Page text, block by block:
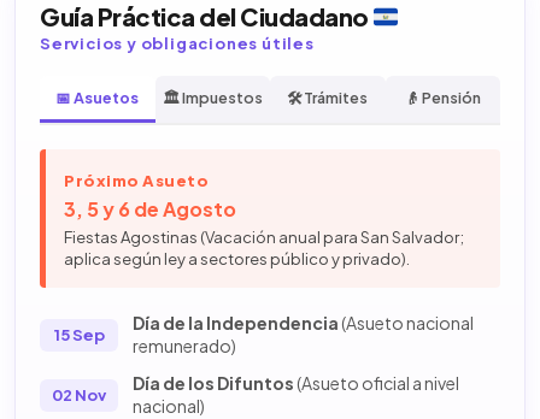
Guía Práctica del Ciudadano
Servicios y obligaciones útiles
📅 Asuetos 🏛️ Impuestos 🛠️ Trámites 👴 Pensión
Próximo Asueto
3, 5 y 6 de Agosto
Fiestas Agostinas (Vacación anual para San Salvador;
aplica según ley a sectores público y privado).
15 Sep
Día de la Independencia(Asueto nacional
remunerado)
02 Nov
Día de los Difuntos(Asueto oficial a nivel
nacional)